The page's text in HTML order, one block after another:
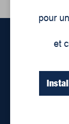
pour
et
À propos de
Déontologie et